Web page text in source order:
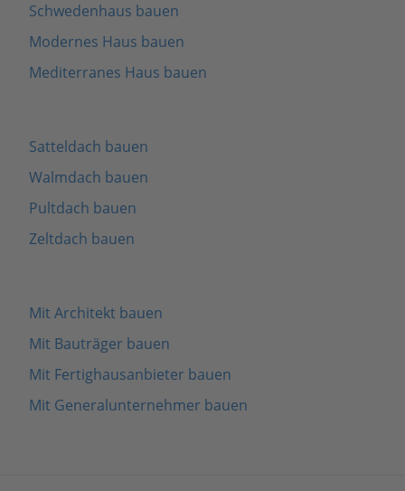
Schwedenhaus bauen
Modernes Haus bauen
Mediterranes Haus bauen
Satteldach bauen
Walmdach bauen
Pultdach bauen
Zeltdach bauen
Mit Architekt bauen
Mit Bauträger bauen
Mit Fertighausanbieter bauen
Mit Generalunternehmer bauen